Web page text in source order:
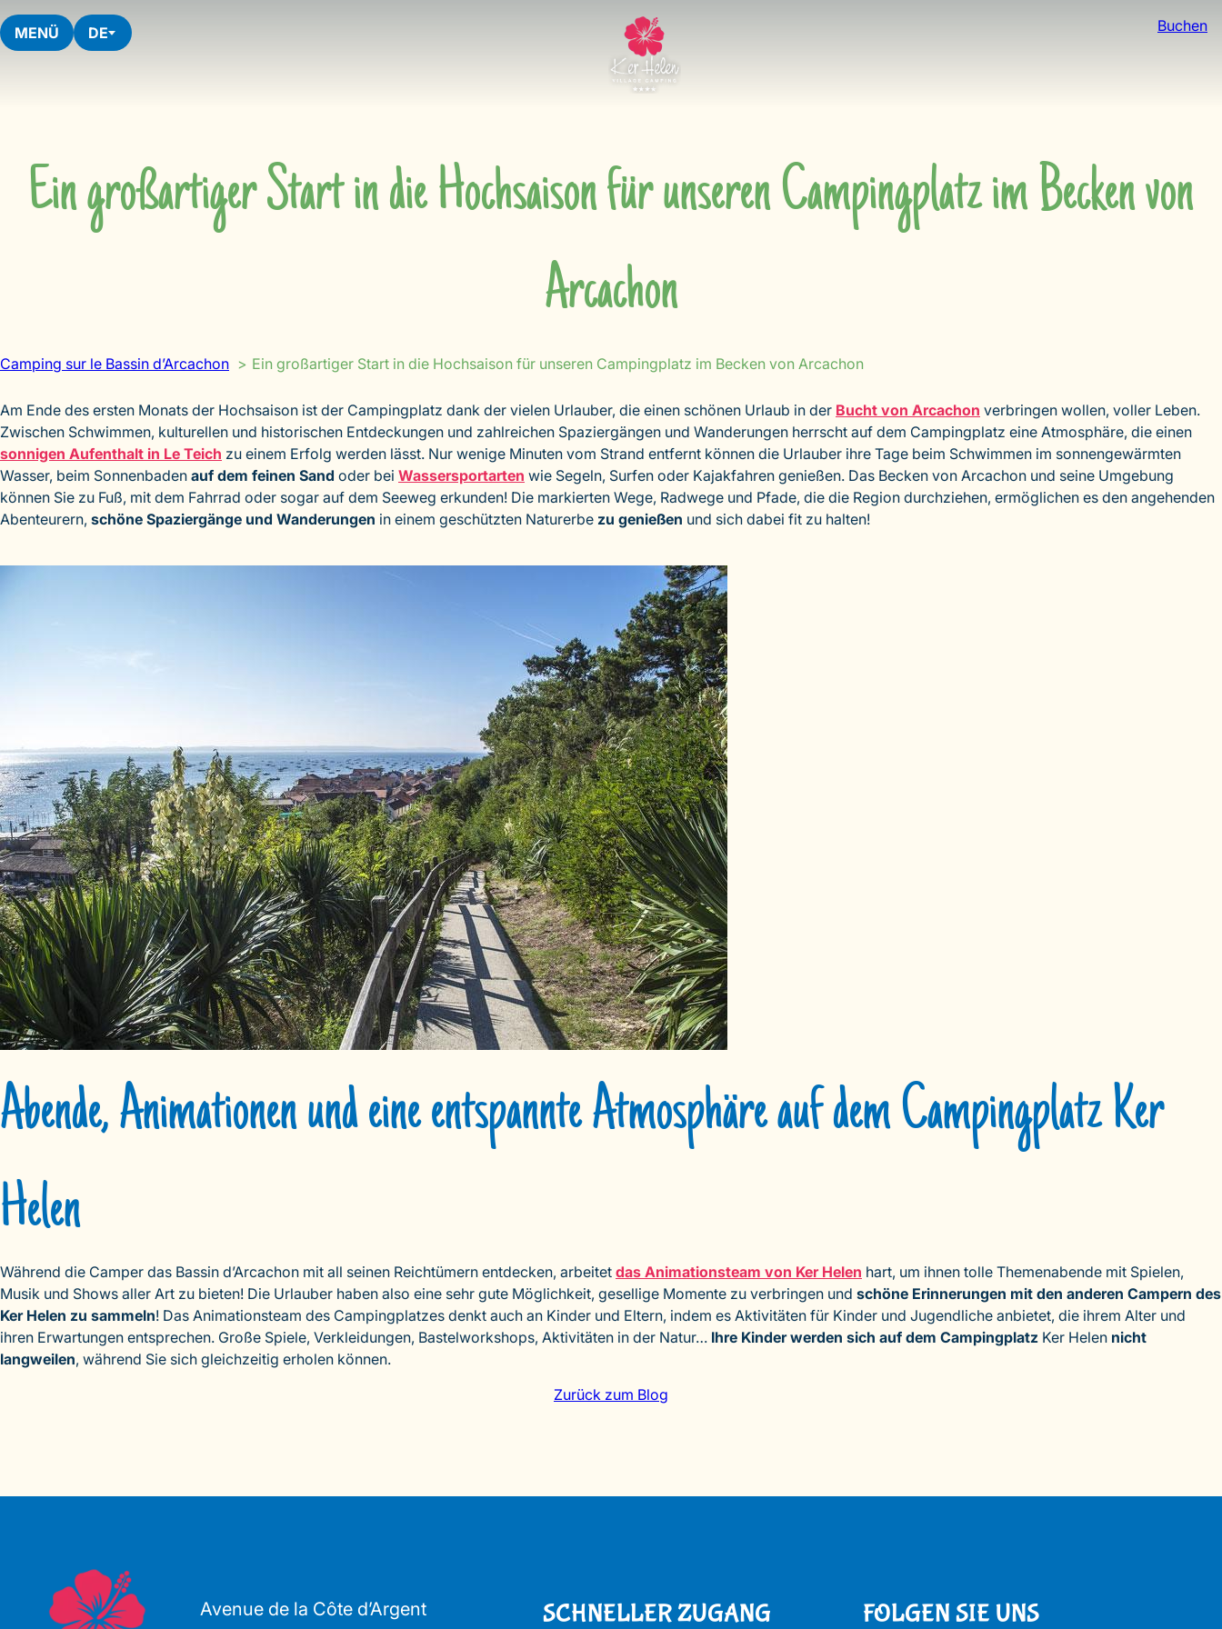
Skip
to
content
MENÜ DE Buchen
Ein großartiger Start in die Hochsaison für unseren Campingplatz im Becken von
Arcachon
Camping sur le Bassin d’Arcachon Ein großartiger Start in die Hochsaison für unseren Campingplatz im Becken von Arcachon
Am Ende des ersten Monats der Hochsaison ist der Campingplatz dank der vielen Urlauber, die einen schönen Urlaub in der Bucht von Arcachon verbringen wollen, voller Leben.
Zwischen Schwimmen, kulturellen und historischen Entdeckungen und zahlreichen Spaziergängen und Wanderungen herrscht auf dem Campingplatz eine Atmosphäre, die einen
sonnigen Aufenthalt in Le Teich zu einem Erfolg werden lässt. Nur wenige Minuten vom Strand entfernt können die Urlauber ihre Tage beim Schwimmen im sonnengewärmten
Wasser, beim Sonnenbaden auf dem feinen Sand oder bei Wassersportarten wie Segeln, Surfen oder Kajakfahren genießen. Das Becken von Arcachon und seine Umgebung
können Sie zu Fuß, mit dem Fahrrad oder sogar auf dem Seeweg erkunden! Die markierten Wege, Radwege und Pfade, die die Region durchziehen, ermöglichen es den angehenden
Abenteurern, schöne Spaziergänge und Wanderungen in einem geschützten Naturerbe zu genießen und sich dabei fit zu halten!
Abende, Animationen und eine entspannte Atmosphäre auf dem Campingplatz Ker
Helen
Während die Camper das Bassin d’Arcachon mit all seinen Reichtümern entdecken, arbeitet das Animationsteam von Ker Helen hart, um ihnen tolle Themenabende mit Spielen,
Musik und Shows aller Art zu bieten! Die Urlauber haben also eine sehr gute Möglichkeit, gesellige Momente zu verbringen und schöne Erinnerungen mit den anderen Campern des
Ker Helen zu sammeln! Das Animationsteam des Campingplatzes denkt auch an Kinder und Eltern, indem es Aktivitäten für Kinder und Jugendliche anbietet, die ihrem Alter und
ihren Erwartungen entsprechen. Große Spiele, Verkleidungen, Bastelworkshops, Aktivitäten in der Natur… Ihre Kinder werden sich auf dem Campingplatz Ker Helen nicht
langweilen, während Sie sich gleichzeitig erholen können.
Zurück zum Blog
Avenue de la Côte d’Argent
SCHNELLER ZUGANG FOLGEN SIE UNS